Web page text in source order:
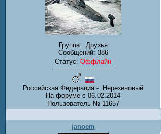
Группа: Друзья
Сообщений: 386
Статус: Оффлайн
-------------------------------
Российская Федерация - Нерезиновый
На форуме с 06.02.2014
Пользователь № 11657
janoem